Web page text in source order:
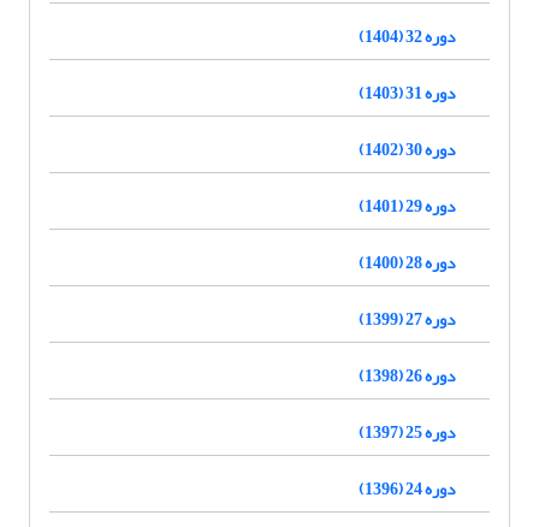
دوره 32 (1404)
دوره 31 (1403)
دوره 30 (1402)
دوره 29 (1401)
دوره 28 (1400)
دوره 27 (1399)
دوره 26 (1398)
دوره 25 (1397)
دوره 24 (1396)